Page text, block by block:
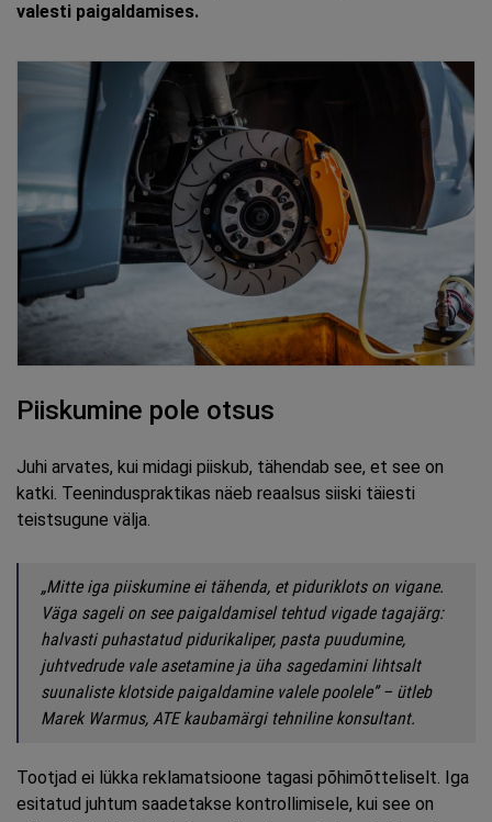
valesti paigaldamises.
Piiskumine pole otsus
Juhi arvates, kui midagi piiskub, tähendab see, et see on
katki. Teeninduspraktikas näeb reaalsus siiski täiesti
teistsugune välja.
„Mitte iga piiskumine ei tähenda, et piduriklots on vigane.
Väga sageli on see paigaldamisel tehtud vigade tagajärg:
halvasti puhastatud pidurikaliper, pasta puudumine,
juhtvedrude vale asetamine ja üha sagedamini lihtsalt
suunaliste klotside paigaldamine valele poolele” – ütleb
Marek Warmus, ATE kaubamärgi tehniline konsultant.
Tootjad ei lükka reklamatsioone tagasi põhimõtteliselt. Iga
esitatud juhtum saadetakse kontrollimisele, kui see on